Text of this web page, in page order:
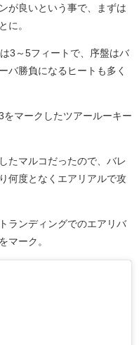
が良いという事で、まずは
に。
3～5フィートで、序盤はバ
バ勝負になるヒートも多く
マークしたツアールーキー
たマルコだったので、バレ
何度となくエアリアルで攻
ランディングでのエアリバ
マーク。